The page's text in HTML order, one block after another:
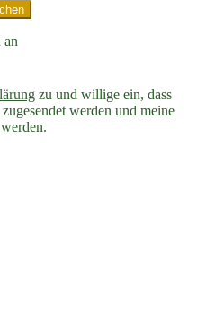
an
zu und willige ein, dass
werden und meine